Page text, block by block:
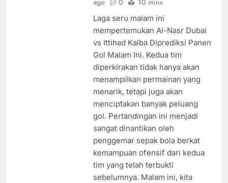
ago
0 10 mins
Laga seru malam ini
mempertemukan Al-Nasr Dubai
vs Ittihad Kalba Diprediksi Panen
Gol Malam Ini. Kedua tim
diperkirakan tidak hanya akan
menampilkan permainan yang
menarik, tetapi juga akan
menciptakan banyak peluang
gol. Pertandingan ini menjadi
sangat dinantikan oleh
penggemar sepak bola berkat
kemampuan ofensif dari kedua
tim yang telah terbukti
sebelumnya. Malam ini, kita